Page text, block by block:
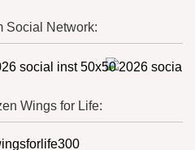
Social Network:
Wings for Life: